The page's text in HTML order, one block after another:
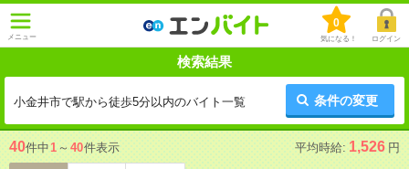
メニュー
0
気になる！ ログイン
検索結果
小金井市で駅から徒歩5分以内のバイト一覧 条件の変更
40件中1 ～ 40件表示 平均時給: 1,526 円